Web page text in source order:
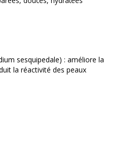
sesquipedale) : améliore la
la réactivité des peaux